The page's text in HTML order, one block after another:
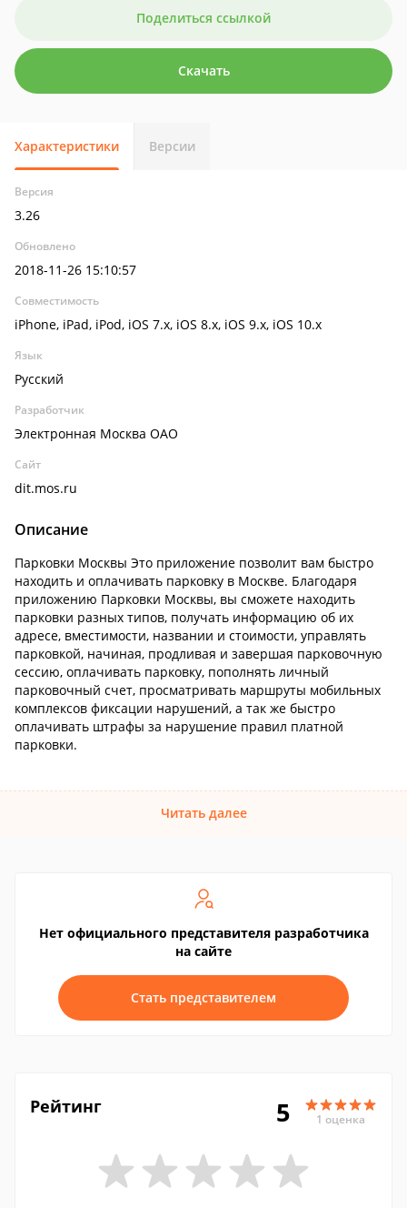
Поделиться ссылкой
Скачать
Характеристики Версии
Версия
3.26
Обновлено
2018-11-26 15:10:57
Совместимость
iPhone, iPad, iPod, iOS 7.x, iOS 8.x, iOS 9.x, iOS 10.x
Язык
Русский
Разработчик
Электронная Москва ОАО
Сайт
dit.mos.ru
Описание
Парковки Москвы Это приложение позволит вам быстро
находить и оплачивать парковку в Москве. Благодаря
приложению Парковки Москвы, вы сможете находить
парковки разных типов, получать информацию об их
адресе, вместимости, названии и стоимости, управлять
парковкой, начиная, продливая и завершая парковочную
сессию, оплачивать парковку, пополнять личный
парковочный счет, просматривать маршруты мобильных
комплексов фиксации нарушений, а так же быстро
оплачивать штрафы за нарушение правил платной
парковки.
Читать далее
Нет официального представителя разработчика
на сайте
Стать представителем
Рейтинг 5 1 оценка